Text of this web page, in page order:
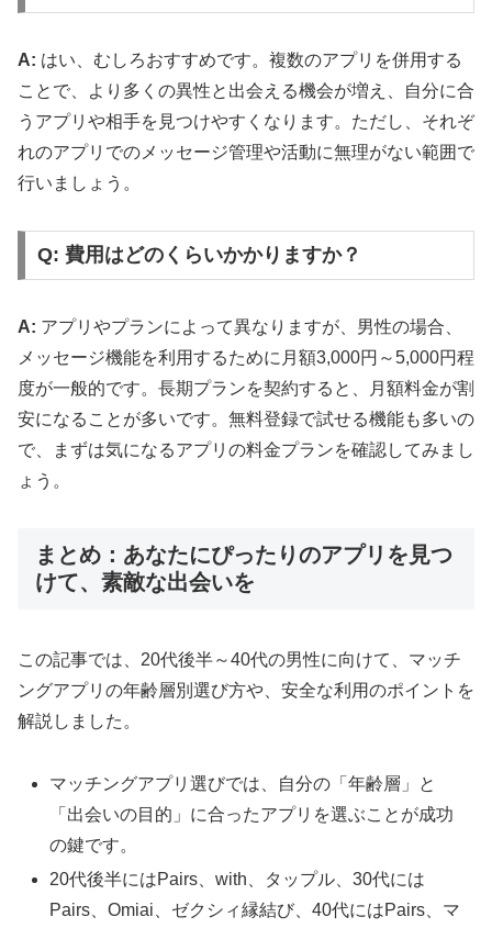
A: はい、むしろおすすめです。複数のアプリを併用する
ことで、より多くの異性と出会える機会が増え、自分に合
うアプリや相手を見つけやすくなります。ただし、それぞ
れのアプリでのメッセージ管理や活動に無理がない範囲で
行いましょう。
Q: 費用はどのくらいかかりますか？
A: アプリやプランによって異なりますが、男性の場合、
メッセージ機能を利用するために月額3,000円～5,000円程
度が一般的です。長期プランを契約すると、月額料金が割
安になることが多いです。無料登録で試せる機能も多いの
で、まずは気になるアプリの料金プランを確認してみまし
ょう。
まとめ：あなたにぴったりのアプリを見つ
けて、素敵な出会いを
この記事では、20代後半～40代の男性に向けて、マッチ
ングアプリの年齢層別選び方や、安全な利用のポイントを
解説しました。
マッチングアプリ選びでは、自分の「年齢層」と
「出会いの目的」に合ったアプリを選ぶことが成功
の鍵です。
20代後半にはPairs、with、タップル、30代には
Pairs、Omiai、ゼクシィ縁結び、40代にはPairs、マ